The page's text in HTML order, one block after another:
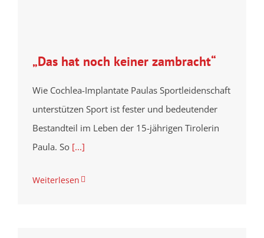
„Das hat noch keiner zambracht“
Wie Cochlea-Implantate Paulas Sportleidenschaft
unterstützen Sport ist fester und bedeutender
Bestandteil im Leben der 15-jährigen Tirolerin
Paula. So[...]
Weiterlesen